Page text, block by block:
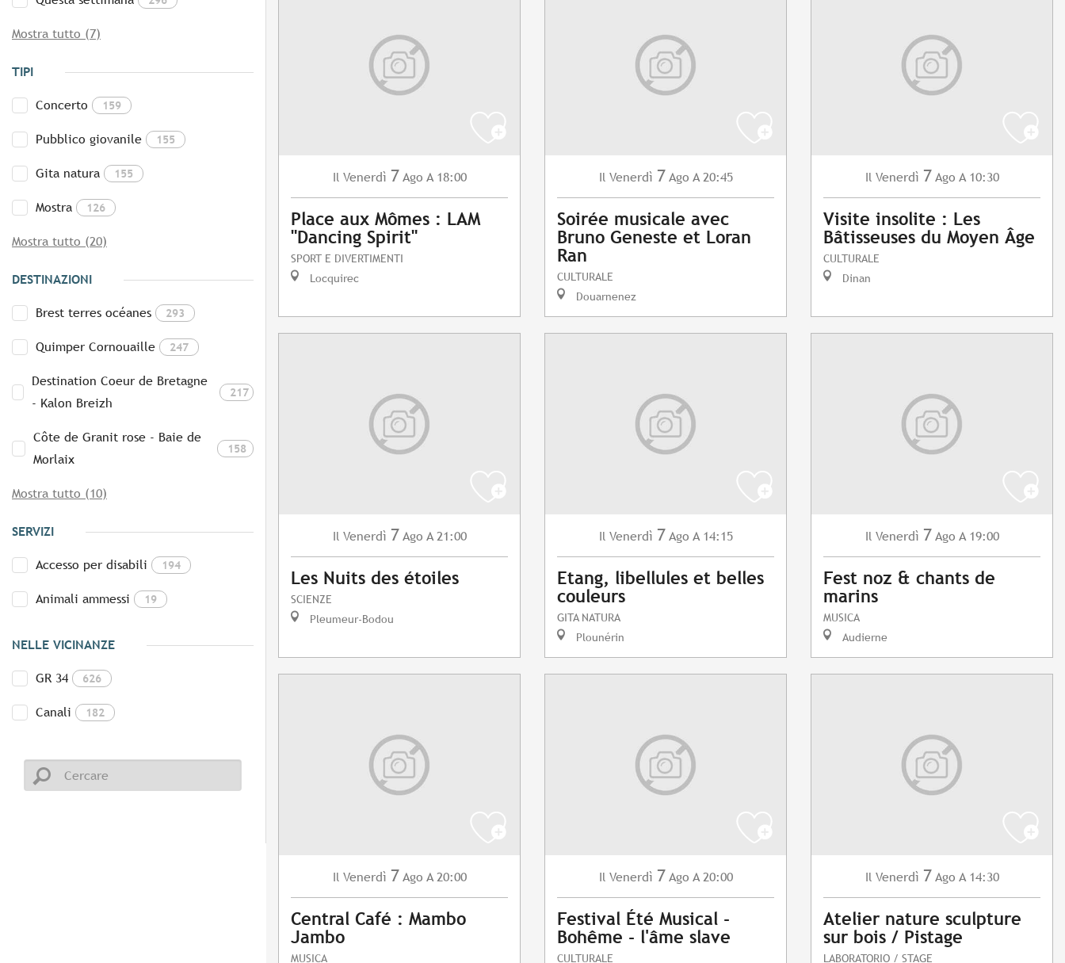
Mostra tutto (7)
TIPI
Concerto 159
Pubblico giovanile 155
Gita natura 155
Mostra 126
Mostra tutto (20)
DESTINAZIONI
Brest terres océanes 293
Quimper Cornouaille 247
Destination Coeur de Bretagne
- Kalon Breizh
217
Côte de Granit rose - Baie de
Morlaix
158
Mostra tutto (10)
SERVIZI
Accesso per disabili 194
Animali ammessi 19
NELLE VICINANZE
GR 34 626
Canali 182
Il Venerdì 7 Ago A 18:00
Place aux Mômes : LAM
"Dancing Spirit"
SPORT E DIVERTIMENTI
Locquirec
Il Venerdì 7 Ago A 20:45
Soirée musicale avec
Bruno Geneste et Loran
Ran
CULTURALE
Douarnenez
Il Venerdì 7 Ago A 10:30
Visite insolite : Les
Bâtisseuses du Moyen Âge
CULTURALE
Dinan
Il Venerdì 7 Ago A 21:00
Les Nuits des étoiles
SCIENZE
Pleumeur-Bodou
Il Venerdì 7 Ago A 14:15
Etang, libellules et belles
couleurs
GITA NATURA
Plounérin
Il Venerdì 7 Ago A 19:00
Fest noz & chants de
marins
MUSICA
Audierne
Il Venerdì 7 Ago A 20:00
Central Café : Mambo
Jambo
MUSICA
Il Venerdì 7 Ago A 20:00
Festival Été Musical -
Bohême - l'âme slave
CULTURALE
Il Venerdì 7 Ago A 14:30
Atelier nature sculpture
sur bois / Pistage
LABORATORIO / STAGE